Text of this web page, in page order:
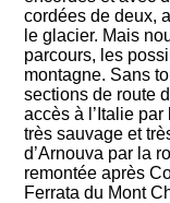
cordées de deux,
le glacier. Mais
parcours, les
montagne. Sans
sections de route
accès à l’Italie
très sauvage et
d’Arnouva par la
remontée après
Ferrata du Mont